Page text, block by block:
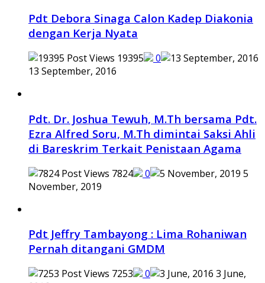
Pdt Debora Sinaga Calon Kadep Diakonia
dengan Kerja Nyata
19395
0
13 September, 2016
Pdt. Dr. Joshua Tewuh, M.Th bersama Pdt.
Ezra Alfred Soru, M.Th dimintai Saksi Ahli
di Bareskrim Terkait Penistaan Agama
7824 0
5
November, 2019
Pdt Jeffry Tambayong : Lima Rohaniwan
Pernah ditangani GMDM
7253 0
3 June,